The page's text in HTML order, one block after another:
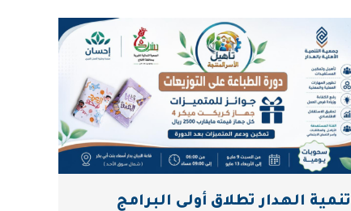
تنمية الهدار تطلاق أولى البرامج